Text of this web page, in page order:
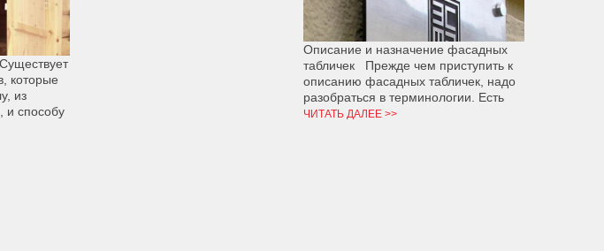
которые
из
и способу
Описание и назначение фасадных
табличек Прежде чем приступить к
описанию фасадных табличек, надо
разобраться в терминологии. Есть
ЧИТАТЬ ДАЛЕЕ >>